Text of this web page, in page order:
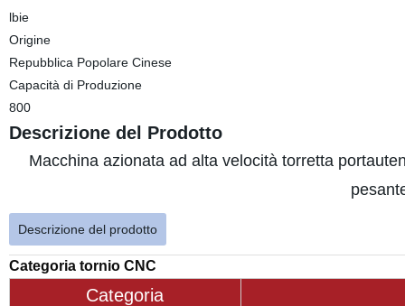
lbie
Origine
Repubblica Popolare Cinese
Capacità di Produzione
800
Descrizione del Prodotto
Macchina azionata ad alta velocità torretta
Descrizione del prodotto
Categoria tornio CNC
Categoria